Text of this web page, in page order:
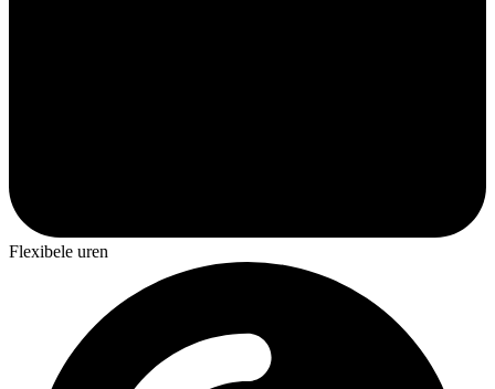
Flexibele uren